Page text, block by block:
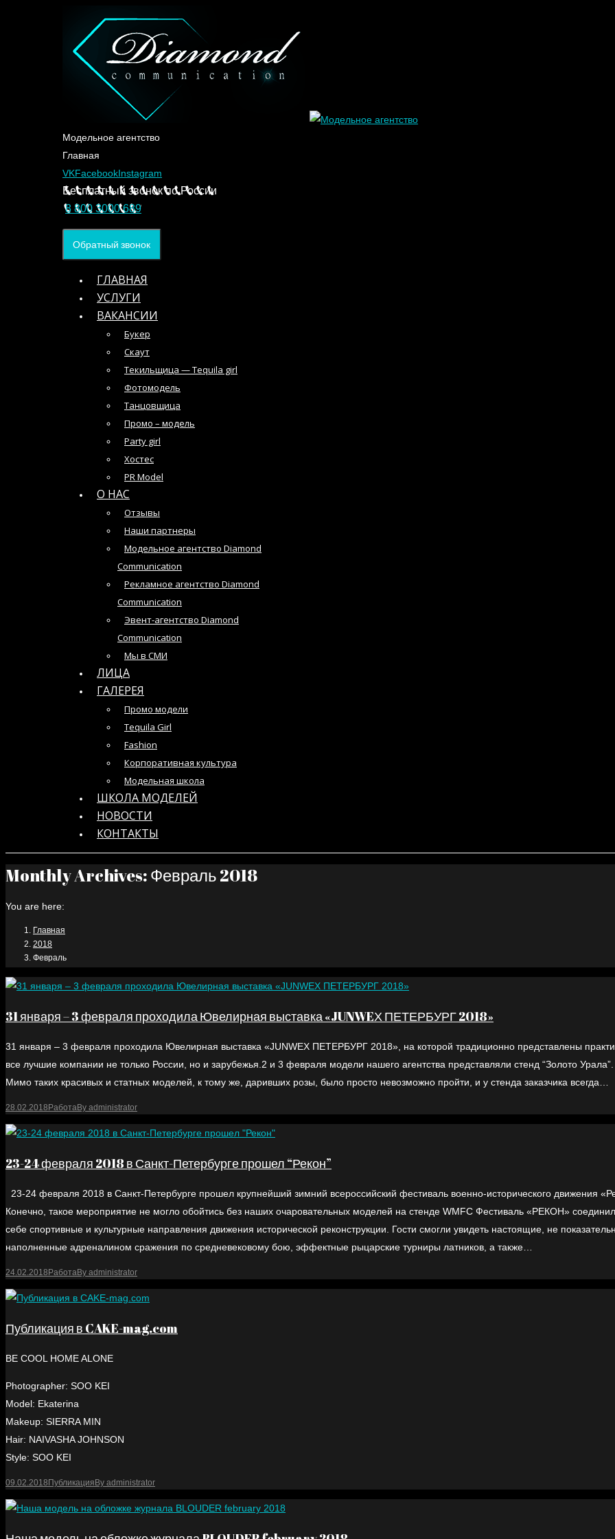
Модельное агентство
Главная
VKFacebookInstagram
Бесплатный звонок по России
8 800 3000 689
Обратный звонок
ГЛАВНАЯ
УСЛУГИ
ВАКАНСИИ
Букер
Скаут
Текильщица — Tequila girl
Фотомодель
Танцовщица
Промо – модель
Party girl
Хостес
PR Model
О НАС
Отзывы
Наши партнеры
Модельное агентство Diamond
Communication
Рекламное агентство Diamond
Communication
Эвент-агентство Diamond
Communication
Мы в СМИ
ЛИЦА
ГАЛЕРЕЯ
Промо модели
Tequila Girl
Fashion
Корпоративная культура
Модельная школа
ШКОЛА МОДЕЛЕЙ
НОВОСТИ
КОНТАКТЫ
Monthly Archives:Февраль 2018
You are here:
Главная
2018
Февраль
31 января – 3 февраля проходила Ювелирная выставка «JUNWEХ ПЕТЕРБУРГ 2018»
31 января – 3 февраля проходила Ювелирная выставка «JUNWEХ ПЕТЕРБУРГ 2018», на которой традиционно представлены
все лучшие компании не только России, но и зарубежья.2 и 3 февраля модели нашего агентства представляли стенд “Золото Урала”.
Мимо таких красивых и статных моделей, к тому же, даривших розы, было просто невозможно пройти, и у стенда заказчика всегда…
28.02.2018 РаботаBy administrator
23-24 февраля 2018 в Санкт-Петербурге прошел “Рекон”
23-24 февраля 2018 в Санкт-Петербурге прошел крупнейший зимний всероссийский фестиваль военно-исторического движения
Конечно, такое мероприятие не могло обойтись без наших очаровательных моделей на стенде WMFC Фестиваль «РЕКОН»
себе спортивные и культурные направления движения исторической реконструкции. Гости смогли увидеть настоящие, не
наполненные адреналином сражения по средневековому бою, эффектные рыцарские турниры латников, а также…
24.02.2018 РаботаBy administrator
Публикация в CAKE-mag.com
BE COOL HOME ALONE
Photographer: SOO KEI
Model: Ekaterina
Makeup: SIERRA MIN
Hair: NAIVASHA JOHNSON
Style: SOO KEI
09.02.2018 Публикация By administrator